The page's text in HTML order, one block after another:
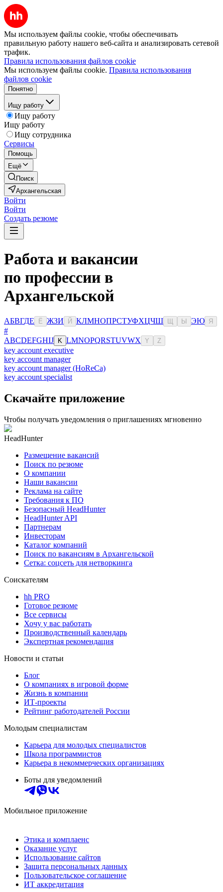
Мы используем файлы cookie, чтобы обеспечивать
правильную работу нашего веб-сайта и анализировать сетевой
трафик.
Правила использования файлов cookie
Мы используем файлы cookie. Правила использования
файлов cookie
Понятно
Ищу работу
Ищу работу
Ищу работу
Ищу сотрудника
Сервисы
Помощь
Ещё
Поиск
Архангельская
Войти
Войти
Создать резюме
Работа и вакансии
по профессии в
Архангельской
АБВГДЕ Ё ЖЗИ Й КЛМНОПРСТУФХЦЧШ Ы ЭЮ Я
#
ABCDEFGHIJ K LMNOPQRSTUVWX Y Z
key account executive
key account manager
key account manager (HoReCa)
key account specialist
Скачайте приложение
Чтобы получать уведомления о приглашениях мгновенно
HeadHunter
Размещение вакансий
Поиск по резюме
О компании
Наши вакансии
Реклама на сайте
Требования к ПО
Безопасный HeadHunter
HeadHunter API
Партнерам
Инвесторам
Каталог компаний
Поиск по вакансиям в Архангельской
Сетка: соцсеть для нетворкинга
Соискателям
hh PRO
Готовое резюме
Все сервисы
Хочу у вас работать
Производственный календарь
Экспертная рекомендация
Новости и статьи
Блог
О компаниях в игровой форме
Жизнь в компании
ИТ-проекты
Рейтинг работодателей России
Молодым специалистам
Карьера для молодых специалистов
Школа программистов
Карьера в некоммерческих организациях
Боты для уведомлений
Мобильное приложение
Этика и комплаенс
Оказание услуг
Использование сайтов
Защита персональных данных
Пользовательское соглашение
ИТ аккредитация